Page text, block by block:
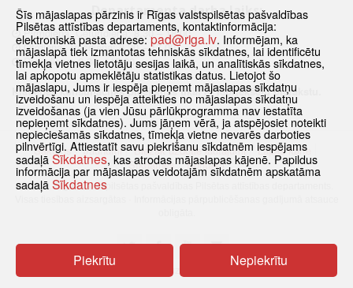
Departamenta darba laiks:
Pirmdiena, Ceturtdiena: 8.30 – 18.00
Otrdiena, Trešdiena: 8.30 – 17.00
Piektdiena: 8.30 – 15.00
Klātienes konsultācijas pieejamas tikai ar iepriekšēju pierakstu.
Sākums Jaunumi Biežāk uzdotie jautājumi
Lapas karte
Sīkdatnes
Kontakti
© 2021 Rīgas valstspilsētas pašvaldības Pilsētas attīstības departaments.
Pārslēgties uz www versiju
Šīs mājaslapas pārzinis ir Rīgas valstspilsētas pašvaldības
Pilsētas attīstības departaments, kontaktinformācija:
elektroniskā pasta adrese: pad@riga.lv. Informējam, ka
mājaslapā tiek izmantotas tehniskās sīkdatnes, lai identificētu
tīmekļa vietnes lietotāju sesijas laikā, un analītiskās sīkdatnes,
lai apkopotu apmeklētāju statistikas datus. Lietojot šo
mājaslapu, Jums ir iespēja pieņemt mājaslapas sīkdatņu
izveidošanu un iespēja atteikties no mājaslapas sīkdatņu
izveidošanas (ja vien Jūsu pārlūkprogramma nav iestatīta
nepieņemt sīkdatnes). Jums jāņem vērā, ja atspējosiet noteikti
nepieciešamās sīkdatnes, tīmekļa vietne nevarēs darboties
pilnvērtīgi. Attiestatīt savu piekrišanu sīkdatnēm iespējams
sadaļā Sīkdatnes, kas atrodas mājaslapas kājenē. Papildus
informācija par mājaslapas veidotajām sīkdatnēm apskatāma
sadaļā Sīkdatnes
Piekrītu Nepiekrītu